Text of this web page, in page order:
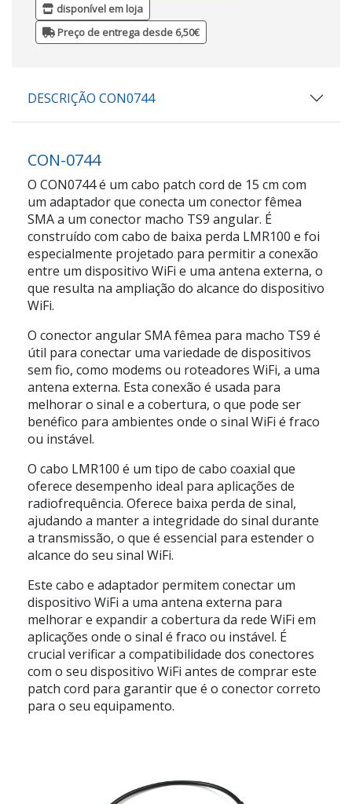
disponível em loja
Preço de entrega desde 6,50€
DESCRIÇÃO CON0744
CON-0744
O CON0744 é um cabo patch cord de 15 cm com
um adaptador que conecta um conector fêmea
SMA a um conector macho TS9 angular. É
construído com cabo de baixa perda LMR100 e foi
especialmente projetado para permitir a conexão
entre um dispositivo WiFi e uma antena externa, o
que resulta na ampliação do alcance do dispositivo
WiFi.
O conector angular SMA fêmea para macho TS9 é
útil para conectar uma variedade de dispositivos
sem fio, como modems ou roteadores WiFi, a uma
antena externa. Esta conexão é usada para
melhorar o sinal e a cobertura, o que pode ser
benéfico para ambientes onde o sinal WiFi é fraco
ou instável.
O cabo LMR100 é um tipo de cabo coaxial que
oferece desempenho ideal para aplicações de
radiofrequência. Oferece baixa perda de sinal,
ajudando a manter a integridade do sinal durante
a transmissão, o que é essencial para estender o
alcance do seu sinal WiFi.
Este cabo e adaptador permitem conectar um
dispositivo WiFi a uma antena externa para
melhorar e expandir a cobertura da rede WiFi em
aplicações onde o sinal é fraco ou instável. É
crucial verificar a compatibilidade dos conectores
com o seu dispositivo WiFi antes de comprar este
patch cord para garantir que é o conector correto
para o seu equipamento.